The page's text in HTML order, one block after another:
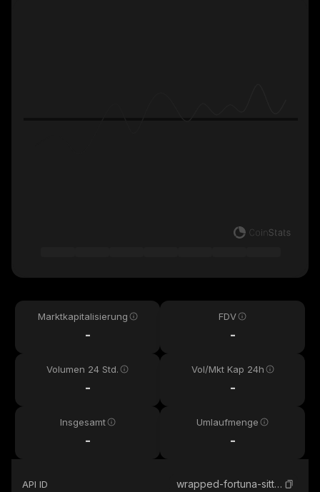
Marktkapitalisierung
-
FDV
-
Volumen 24 Std.
-
Vol/Mkt Kap 24h
-
Insgesamt
-
Umlaufmenge
-
API ID wrapped-fortuna-sittard-kayen